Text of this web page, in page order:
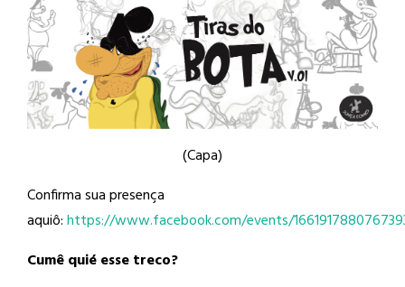
(Capa)
Confirma sua presença
aquiô:https://www.facebook.com/events/
Cumê quié esse treco?